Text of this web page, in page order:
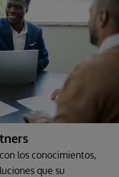
los conocimientos,
que su